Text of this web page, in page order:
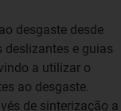
desgaste desde
deslizantes e guias
a utilizar o
ao desgaste.
de sinterização a